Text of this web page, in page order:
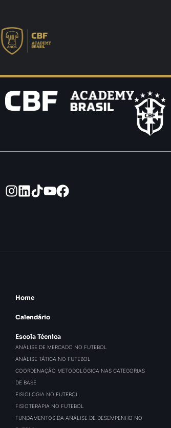
Home
Calendário
Escola Técnica
ANÁLISE DE MERCADO NO FUTEBOL
ANÁLISE TÁTICA NO FUTEBOL
COORDENAÇÃO METODOLÓGICA NAS CATEGORIAS
DE BASE
FISIOLOGIA NO FUTEBOL
FISIOTERAPIA NO FUTEBOL
FUNDAMENTOS DA ANÁLISE DE DESEMPENHO NO